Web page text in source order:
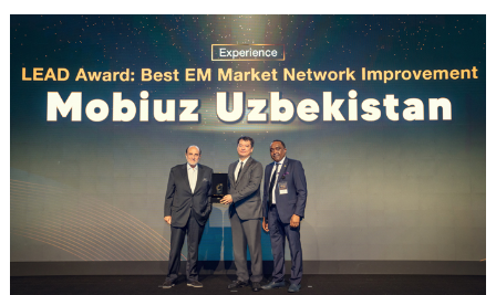
лидером в развитии сетей телекоммуникаций среди
развивающихся стран.